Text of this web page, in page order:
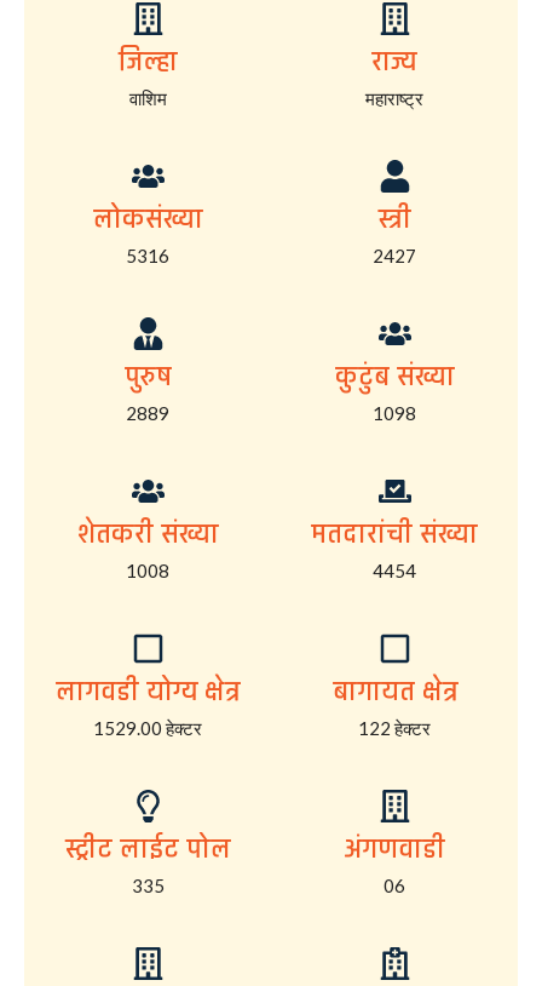
जिल्हा
वाशिम
राज्य
महाराष्ट्र
लोकसंख्या
5316
स्त्री
2427
पुरुष
2889
कुटुंब संख्या
1098
शेतकरी संख्या
1008
मतदारांची संख्या
4454
लागवडी योग्य क्षेत्र
1529.00 हेक्टर
बागायत क्षेत्र
122 हेक्टर
स्ट्रीट लाईट पोल
335
अंगणवाडी
06